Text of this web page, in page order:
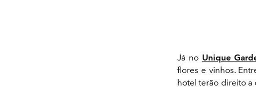
Já no Unique
flores e vinhos.
hotel terão direito a